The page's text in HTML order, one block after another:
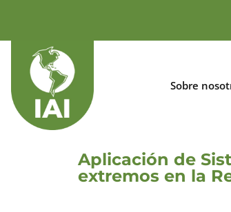
Sobre
Aplicación de
extremos en la